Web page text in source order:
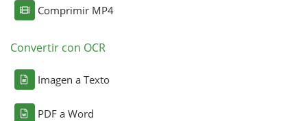
Comprimir MP4
Convertir con OCR
Imagen a Texto
PDF a Word